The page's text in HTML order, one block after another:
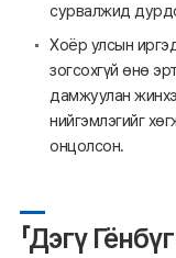
сурвалжид
Хоёр улсын
зогсохгүй өнө
дамжуулан
нийгэмлэгийг
онцолсон.
「Дэгү